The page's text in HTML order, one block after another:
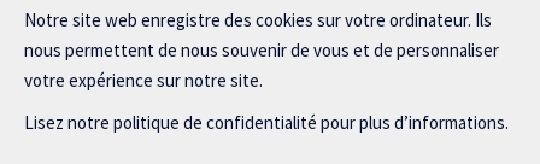
Notre site web enregistre des cookies sur votre ordinateur. Ils
nous permettent de nous souvenir de vous et de personnaliser
votre expérience sur notre site.
Lisez notre politique de confidentialité pour plus d’informations.